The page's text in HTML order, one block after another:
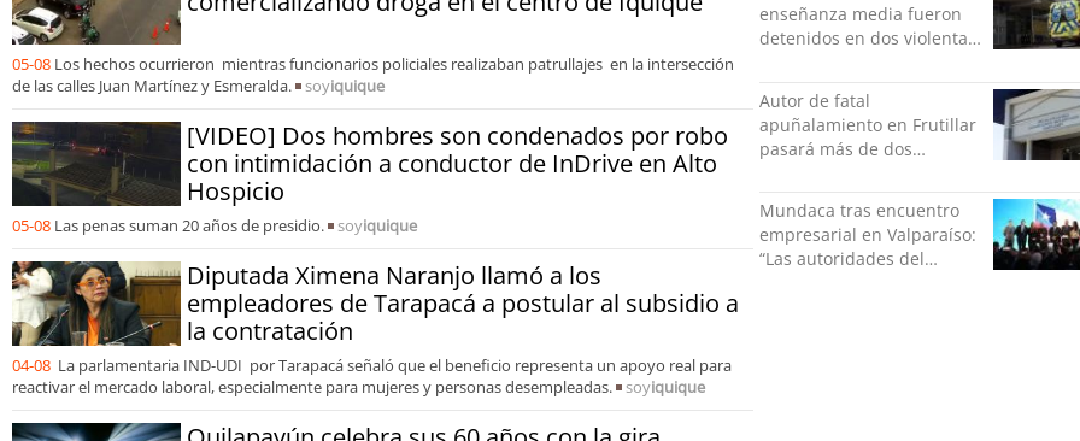
05-08 Los hechos ocurrieron mientras funcionarios policiales realizaban patrullajes en la intersección
de las calles Juan Martínez y Esmeralda.
soyiquique
[VIDEO] Dos hombres son condenados por robo
con intimidación a conductor de InDrive en Alto
Hospicio
05-08 Las penas suman 20 años de presidio. soyiquique
Diputada Ximena Naranjo llamó a los
empleadores de Tarapacá a postular al subsidio a
la contratación
04-08 La parlamentaria IND-UDI por Tarapacá señaló que el beneficio representa un apoyo real para
reactivar el mercado laboral, especialmente para mujeres y personas desempleadas.
soyiquique
enseñanza media fueron
detenidos en dos violentas
Autor de fatal
apuñalamiento en Frutillar
pasará más de dos
Mundaca tras encuentro
empresarial en Valparaíso:
“Las autoridades del